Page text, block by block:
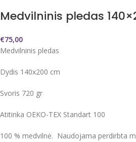
Medvilninis pledas
€75,00
Medvilninis pledas
Dydis 140x200 cm
Svoris 720 gr
Atitinka OEKO-TEX Standart 100
100 % medvilnė. Naudojama perdirbta